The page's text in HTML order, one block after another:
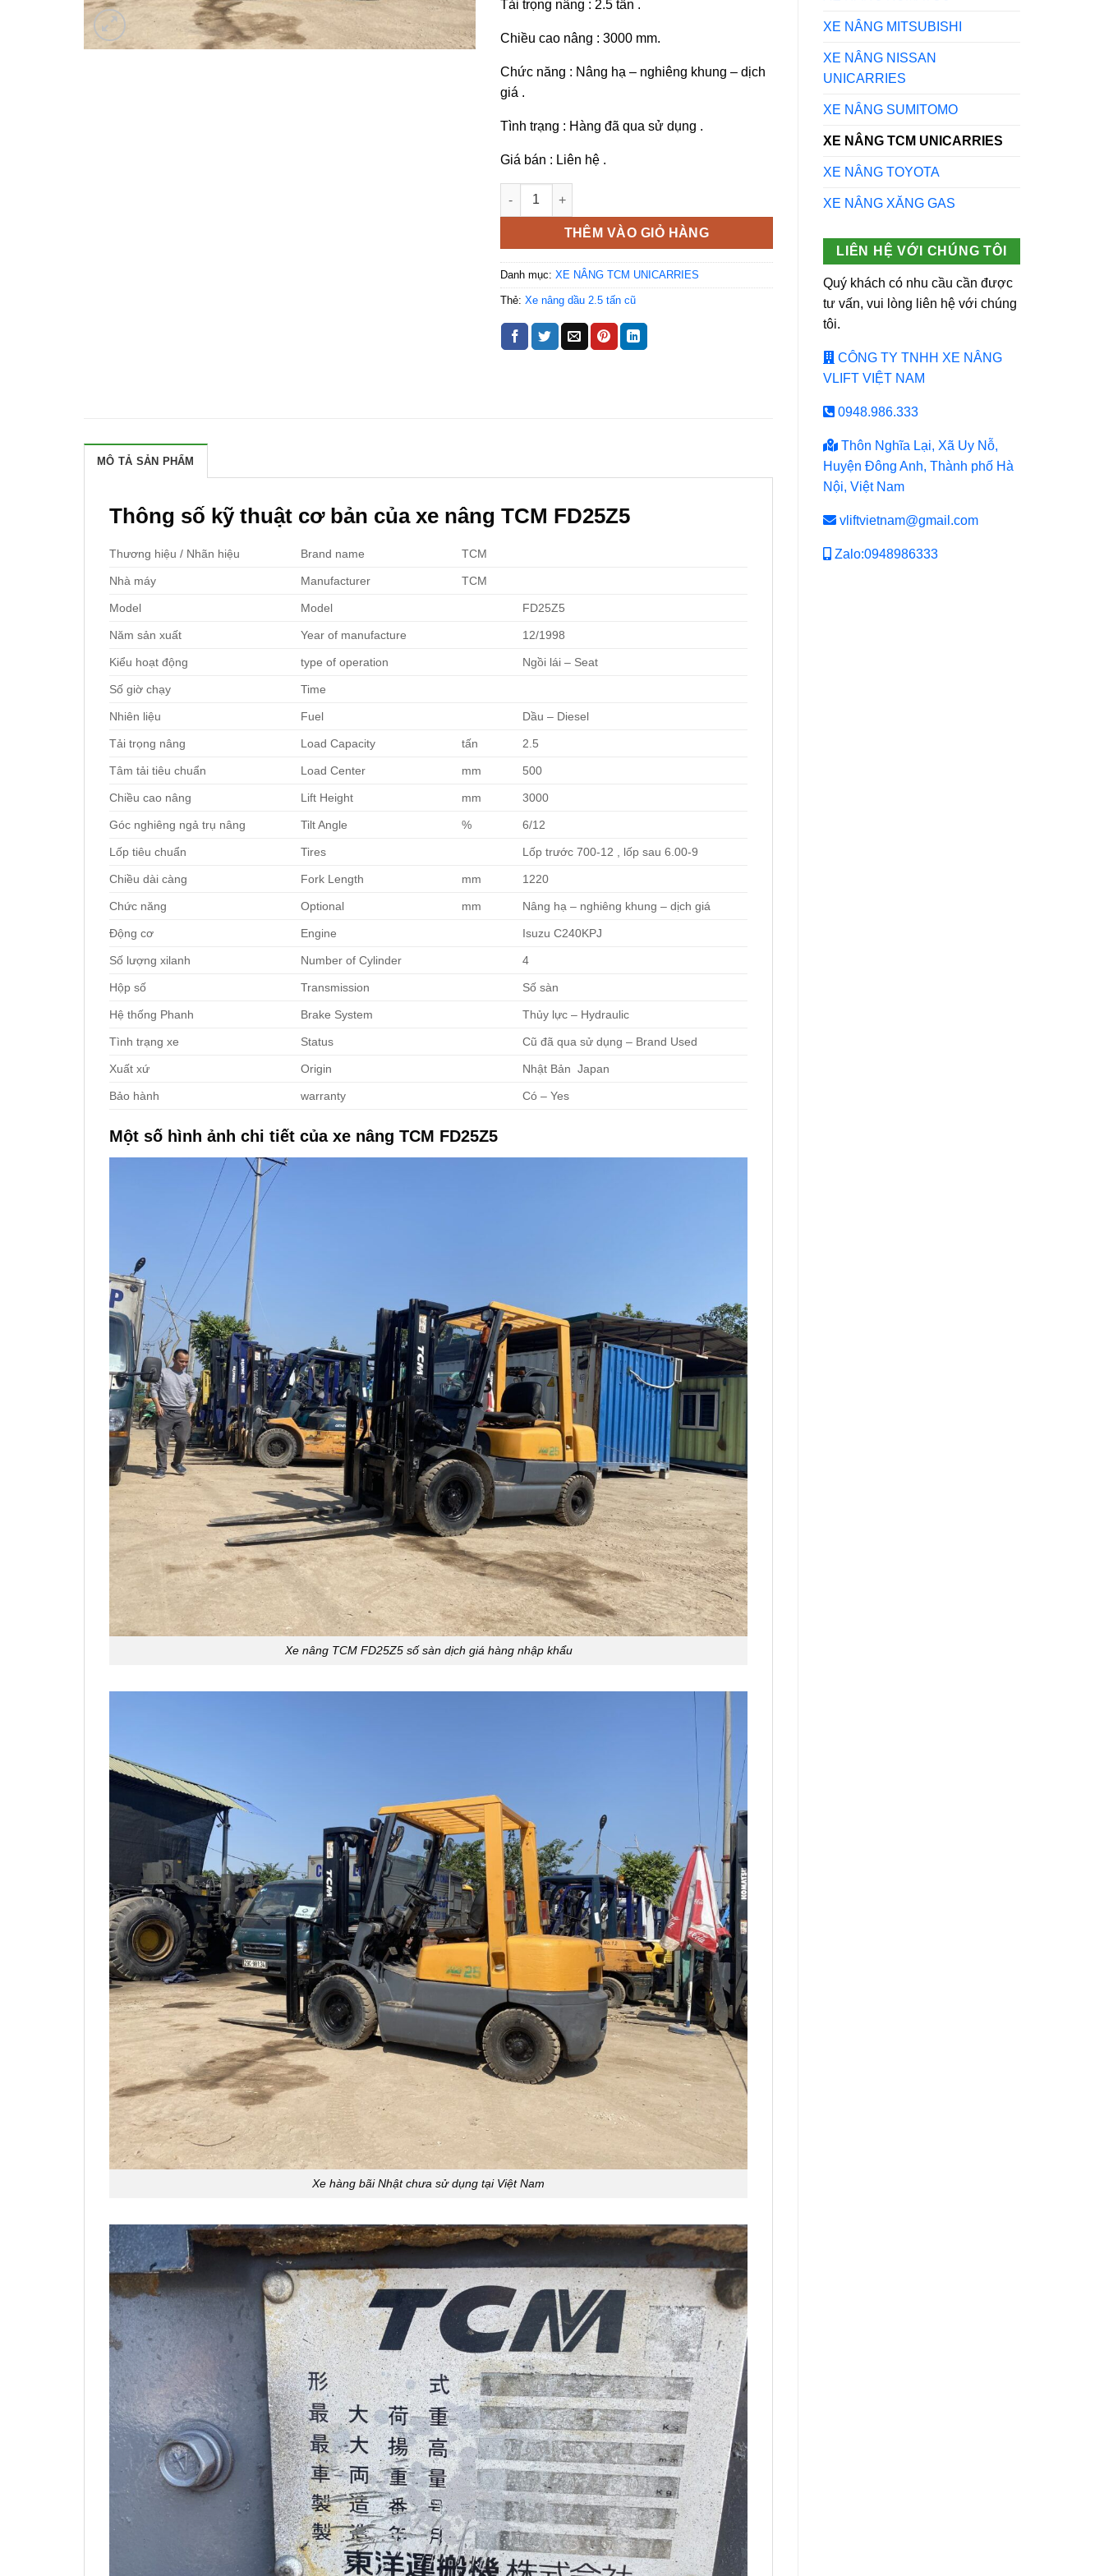
XE NÂNG MITSUBISHI
XE NÂNG NISSAN
UNICARRIES
XE NÂNG SUMITOMO
XE NÂNG TCM UNICARRIES
XE NÂNG TOYOTA
XE NÂNG XĂNG GAS
LIÊN HỆ VỚI CHÚNG TÔI
Quý khách có nhu cầu cần được
tư vấn, vui lòng liên hệ với chúng
tôi.
CÔNG TY TNHH XE NÂNG
VLIFT VIỆT NAM
0948.986.333
Thôn Nghĩa Lại, Xã Uy Nỗ,
Huyện Đông Anh, Thành phố Hà
Nội, Việt Nam
vliftvietnam@gmail.com
Zalo:0948986333
Tải trọng nâng : 2.5 tấn .
Chiều cao nâng : 3000 mm.
Chức năng : Nâng hạ – nghiêng khung – dịch
giá .
Tình trạng : Hàng đã qua sử dụng .
Giá bán : Liên hệ .
Xe nâng TCM FD25Z5 số sàn dịch giá số lượng
THÊM VÀO GIỎ HÀNG
Danh mục: XE NÂNG TCM UNICARRIES
Thẻ: Xe nâng dầu 2.5 tấn cũ
MÔ TẢ SẢN PHẨM
Thông số kỹ thuật cơ bản của xe nâng TCM FD25Z5
Thương hiệu / Nhãn hiệu Brand name TCM
Nhà máy Manufacturer TCM
Model Model FD25Z5
Năm sản xuất Year of manufacture 12/1998
Kiểu hoạt động type of operation Ngồi lái – Seat
Số giờ chạy Time
Nhiên liệu Fuel Dầu – Diesel
Tải trọng nâng Load Capacity tấn 2.5
Tâm tải tiêu chuẩn Load Center mm 500
Chiều cao nâng Lift Height mm 3000
Góc nghiêng ngả trụ nâng Tilt Angle % 6/12
Lốp tiêu chuẩn Tires Lốp trước 700-12 , lốp sau 6.00-9
Chiều dài càng Fork Length mm 1220
Chức năng Optional mm Nâng hạ – nghiêng khung – dịch giá
Động cơ Engine Isuzu C240KPJ
Số lượng xilanh Number of Cylinder 4
Hộp số Transmission Số sàn
Hệ thống Phanh Brake System Thủy lực – Hydraulic
Tình trạng xe Status Cũ đã qua sử dụng – Brand Used
Xuất xứ Origin Nhật Bản Japan
Bảo hành warranty Có – Yes
Một số hình ảnh chi tiết của xe nâng TCM FD25Z5
Xe nâng TCM FD25Z5 số sàn dịch giá hàng nhập khẩu
Xe hàng bãi Nhật chưa sử dụng tại Việt Nam